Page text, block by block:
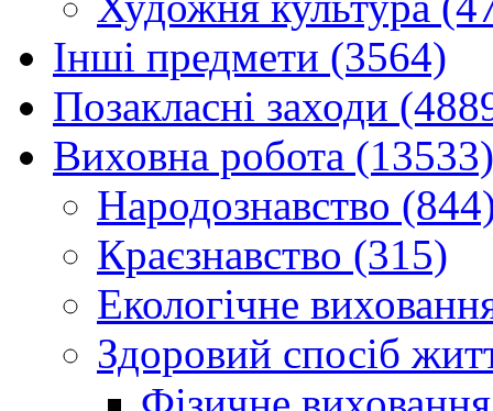
Інші предмети (3564)
Позакласні заходи
Виховна робота (13533)
Народознавство
Краєзнавство (315)
Екологічне
Здоровий спосіб